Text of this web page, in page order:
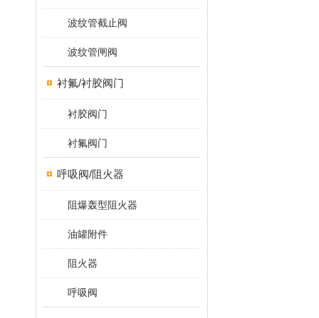
波纹管截止阀
波纹管闸阀
衬氟/衬胶阀门
衬胶阀门
衬氟阀门
呼吸阀/阻火器
阻爆轰型阻火器
油罐附件
阻火器
呼吸阀